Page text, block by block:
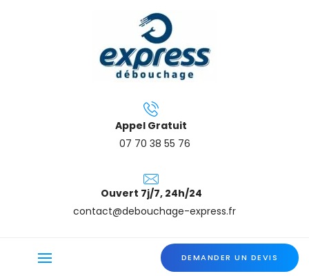
Appel Gratuit
07 70 38 55 76
Ouvert 7j/7, 24h/24
contact@debouchage-express.fr
DEMANDER UN DEVIS